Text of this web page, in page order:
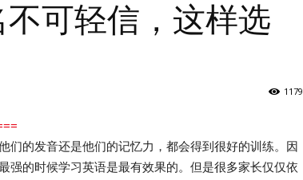
可轻信，这样选
1179
的发音还是他们的记忆力，都会得到很好的训练。因
强的时候学习英语是最有效果的。但是很多家长仅仅依